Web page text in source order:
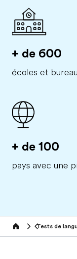
+ de 600
écoles et
+ de 100
pays avec une
Home Tests de